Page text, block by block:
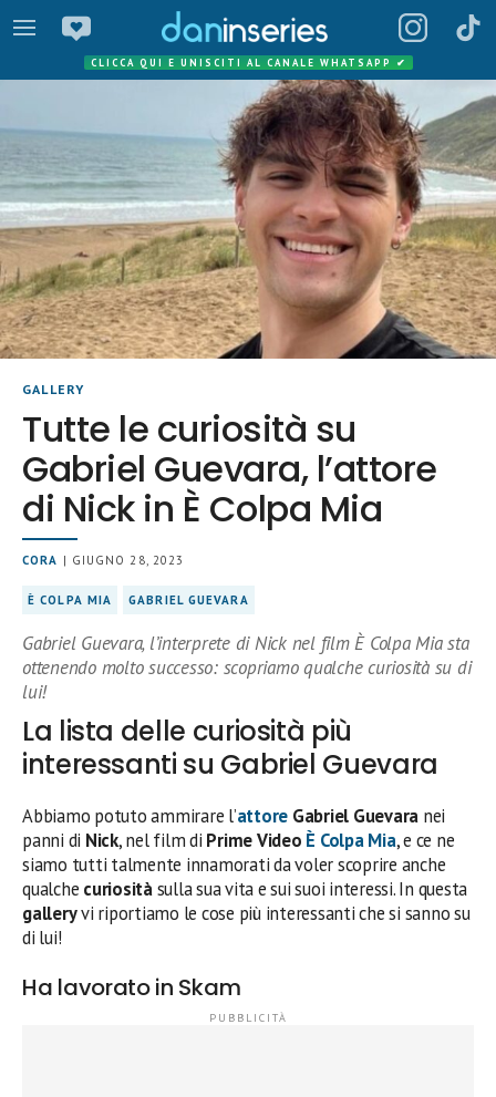
CLICCA QUI E UNISCITI AL CANALE WHATSAPP ✔
GALLERY
Tutte le curiosità su
Gabriel Guevara, l’attore
di Nick in È Colpa Mia
CORA | GIUGNO 28, 2023
È COLPA MIA GABRIEL GUEVARA
Gabriel Guevara, l’interprete di Nick nel film È Colpa Mia sta
ottenendo molto successo: scopriamo qualche curiosità su di
lui!
La lista delle curiosità più
interessanti su Gabriel Guevara
Abbiamo potuto ammirare l’attore Gabriel Guevara nei
panni di Nick, nel film di Prime Video È Colpa Mia, e ce ne
siamo tutti talmente innamorati da voler scoprire anche
qualche curiositàsulla sua vita e sui suoi interessi. In questa
galleryvi riportiamo le cose più interessanti che si sanno su
di lui!
Ha lavorato in Skam